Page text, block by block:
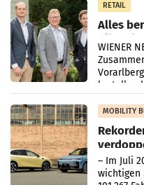
RETAIL
Alles
WIENER
MOBILITY
– Im Juli